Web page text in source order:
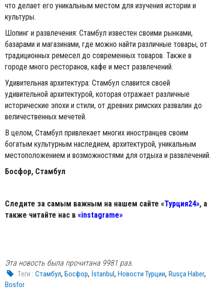
что делает его уникальным местом для изучения истории и
культуры.
Шопинг и развлечения: Стамбул известен своими рынками,
базарами и магазинами, где можно найти различные товары, от
традиционных ремесел до современных товаров. Также в
городе много ресторанов, кафе и мест развлечений.
Удивительная архитектура: Стамбул славится своей
удивительной архитектурой, которая отражает различные
исторические эпохи и стили, от древних римских развалин до
величественных мечетей.
В целом, Стамбул привлекает многих иностранцев своим
богатым культурным наследием, архитектурой, уникальным
местоположением и возможностями для отдыха и развлечений.
Босфор, Стамбул
Следите за самым важным на нашем сайте «Турция24», а
также читайте нас в «instagrame»
Эта новость была прочитана 9981 раз.
Tеги : Стамбул,Босфор, İstanbul,Новости Турции,Rusça Haber,
Bosfor